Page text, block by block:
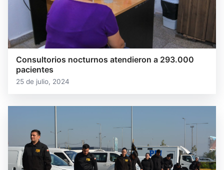
Consultorios nocturnos atendieron a 293.000
pacientes
25 de julio, 2024